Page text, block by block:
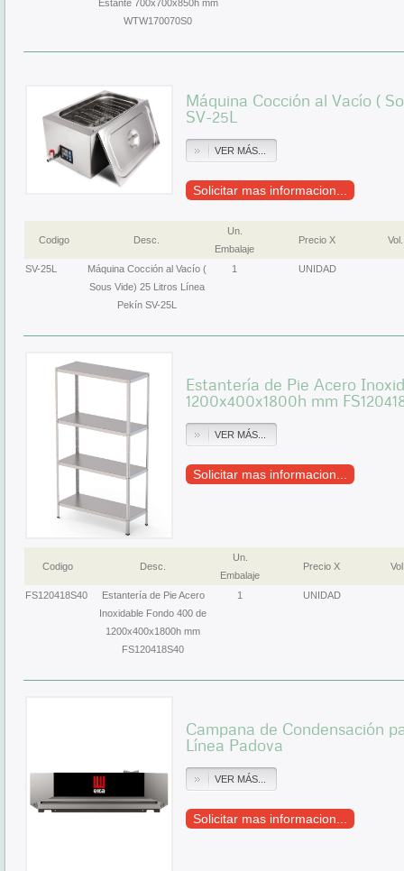
Estante 700x700x850h mm
WTW170070S0
Máquina Cocción al Vacío (
SV-25L
VER MÁS...
Solicitar mas informacion...
Codigo Desc.
Un.
Embalaje
Precio X Vol.
SV-25L
Máquina Cocción al Vacío (
Sous Vide) 25 Litros Línea
Pekín SV-25L
1 UNIDAD
Estantería de Pie Acero
1200x400x1800h mm
VER MÁS...
Solicitar mas informacion...
Codigo Desc.
Un.
Embalaje
Precio X
FS120418S40
Estantería de Pie Acero
Inoxidable Fondo 400 de
1200x400x1800h mm
FS120418S40
1 UNIDAD
Campana de Condensación
Línea Padova
VER MÁS...
Solicitar mas informacion...